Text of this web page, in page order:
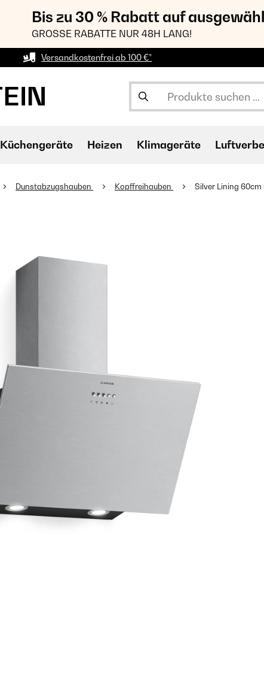
Bis zu 30 % Rabatt auf
GROSSE RABATTE NUR 48H LANG!
Versandkostenfrei ab 100 €*
Küchengeräte Heizen Klimageräte
Dunstabzugshauben Kopffreihauben Silver Lining